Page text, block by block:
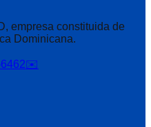
empresa constituida de
Dominicana.
✉️